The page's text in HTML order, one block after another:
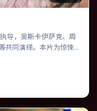
导，奥斯卡·伊萨克、周
共同演绎。本片为惊悚
次跨国行动在暴雨夜失
，节奏紧凑，人物动
的观众。